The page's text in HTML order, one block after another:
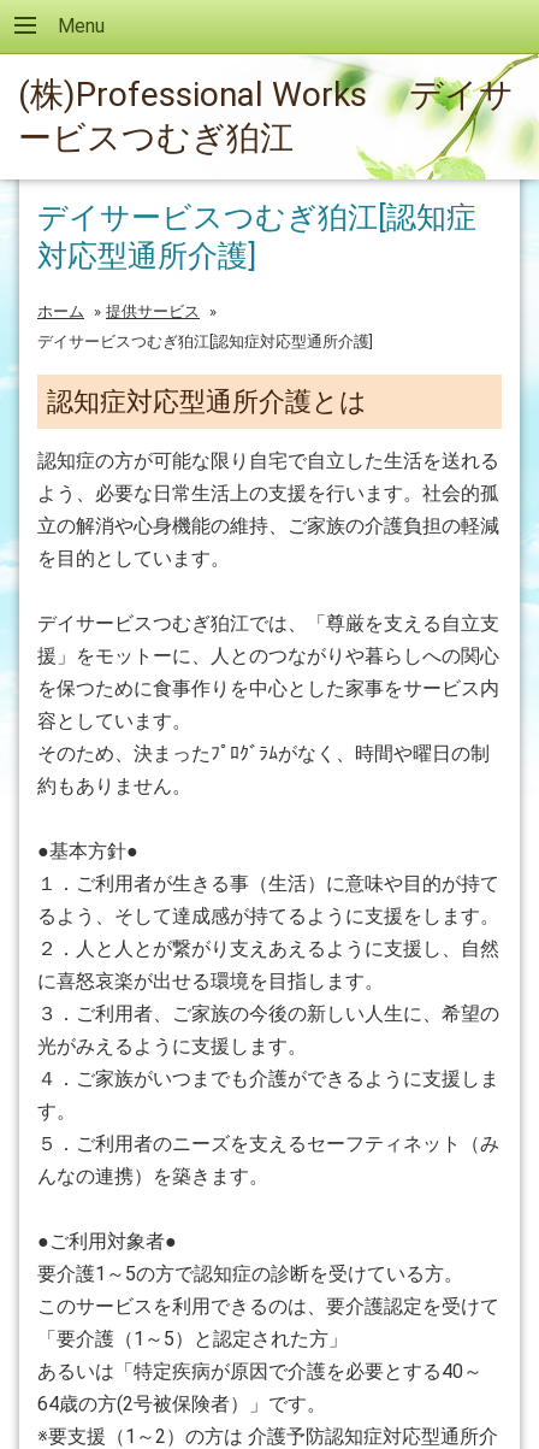
Menu
(株)Professional Works デイサ
ービスつむぎ狛江
デイサービスつむぎ狛江[認知症
対応型通所介護]
ホーム » 提供サービス
»
デイサービスつむぎ狛江[認知症対応型通所介護]
認知症対応型通所介護とは
認知症の方が可能な限り自宅で自立した生活を送れる
よう、必要な日常生活上の支援を行います。社会的孤
立の解消や心身機能の維持、ご家族の介護負担の軽減
を目的としています。
デイサービスつむぎ狛江では、「尊厳を支える自立支
援」をモットーに、人とのつながりや暮らしへの関心
を保つために食事作りを中心とした家事をサービス内
容としています。
そのため、決まったﾌﾟﾛｸﾞﾗﾑがなく、時間や曜日の制
約もありません。
●基本方針●
１．ご利用者が生きる事（生活）に意味や目的が持て
るよう、そして達成感が持てるように支援をします。
２．人と人とが繋がり支えあえるように支援し、自然
に喜怒哀楽が出せる環境を目指します。
３．ご利用者、ご家族の今後の新しい人生に、希望の
光がみえるように支援します。
４．ご家族がいつまでも介護ができるように支援しま
す。
５．ご利用者のニーズを支えるセーフティネット（み
んなの連携）を築きます。
●ご利用対象者●
要介護1～5の方で認知症の診断を受けている方。
このサービスを利用できるのは、要介護認定を受けて
「要介護（1～5）と認定された方」
あるいは「特定疾病が原因で介護を必要とする40～
64歳の方(2号被保険者）」です。
※要支援（1～2）の方は 介護予防認知症対応型通所介